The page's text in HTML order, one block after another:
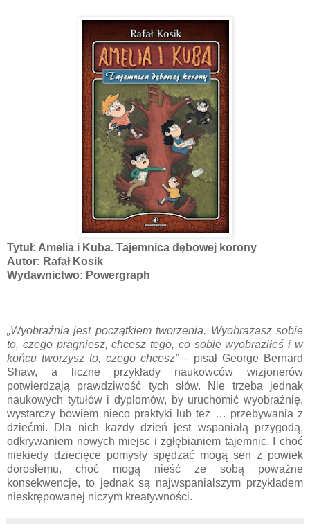
Tytuł: Amelia i Kuba. Tajemnica dębowej korony
Autor: Rafał Kosik
Wydawnictwo: Powergraph
„Wyobraźnia jest początkiem tworzenia. Wyobrażasz sobie
to, czego pragniesz, chcesz tego, co sobie wyobraziłeś i w
końcu tworzysz to, czego chcesz”– pisał George Bernard
Shaw, a liczne przykłady naukowców wizjonerów
potwierdzają prawdziwość tych słów. Nie trzeba jednak
naukowych tytułów i dyplomów, by uruchomić wyobraźnię,
wystarczy bowiem nieco praktyki lub też … przebywania z
dziećmi. Dla nich każdy dzień jest wspaniałą przygodą,
odkrywaniem nowych miejsc i zgłębianiem tajemnic. I choć
niekiedy dziecięce pomysły spędzać mogą sen z powiek
dorosłemu, choć mogą nieść ze sobą poważne
konsekwencje, to jednak są najwspanialszym przykładem
nieskrępowanej niczym kreatywności.